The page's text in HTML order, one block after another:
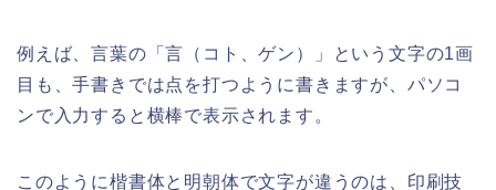
例えば、言葉の「言（コト、ゲン）」という文字の1画
目も、手書きでは点を打つように書きますが、パソコ
ンで入力すると横棒で表示されます。
このように楷書体と明朝体で文字が違うのは、印刷技